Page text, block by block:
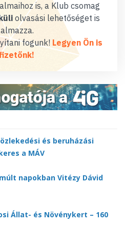
is, a Klub csomag
olvasási lehetőséget is
fogunk! Legyen Ön is
és beruházási
a MÁV
napokban Vitézy Dávid
Állat- és Növénykert – 160